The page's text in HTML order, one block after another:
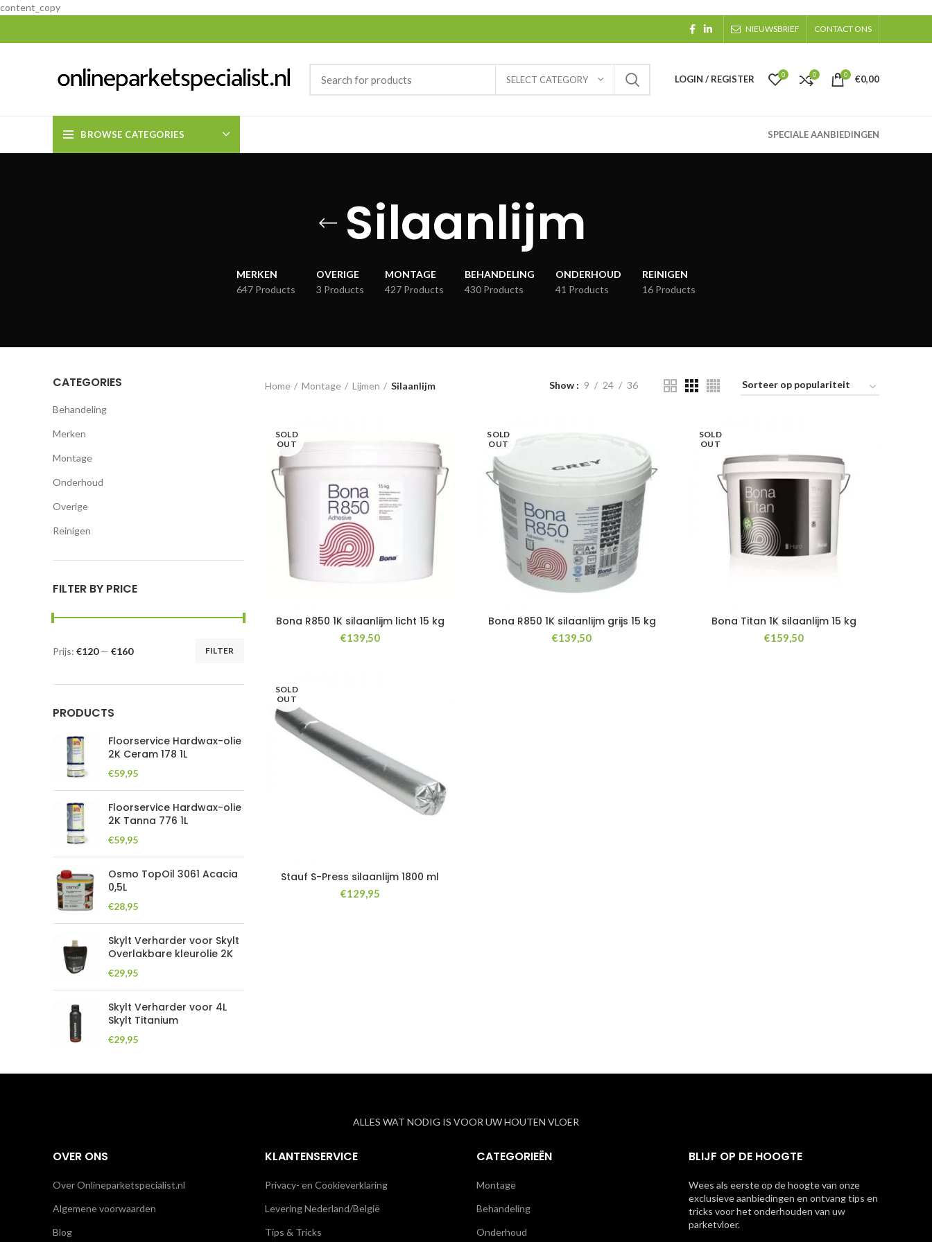
content_copy
NIEUWSBRIEF CONTACT ONS
SELECT CATEGORY LOGIN / REGISTER 0 0 0 €0,00
BROWSE CATEGORIES SPECIALE AANBIEDINGEN
Silaanlijm
MERKEN
647 Products
OVERIGE
3 Products
MONTAGE
427 Products
BEHANDELING
430 Products
ONDERHOUD
41 Products
REINIGEN
16 Products
CATEGORIES
Behandeling
Merken
Montage
Onderhoud
Overige
Reinigen
FILTER BY PRICE
Min.
Max.
FILTER
Prijs: €120— €160
PRODUCTS
Floorservice Hardwax-olie
2K Ceram 178 1L
€59,95
Floorservice Hardwax-olie
2K Tanna 776 1L
€59,95
Osmo TopOil 3061 Acacia
0,5L
€28,95
Skylt Verharder voor Skylt
Overlakbare kleurolie 2K
€29,95
Skylt Verharder voor 4L
Skylt Titanium
€29,95
Home Montage Lijmen Silaanlijm Show 9 24 36
SOLD
OUT
Bona R850 1K silaanlijm licht 15 kg
€139,50
SOLD
OUT
Bona R850 1K silaanlijm grijs 15 kg
€139,50
SOLD
OUT
Bona Titan 1K silaanlijm 15 kg
€159,50
SOLD
OUT
Stauf S-Press silaanlijm 1800 ml
€129,95
ALLES WAT NODIG IS VOOR UW HOUTEN VLOER
OVER ONS
Over Onlineparketspecialist.nl
Algemene voorwaarden
Blog
KLANTENSERVICE
Privacy- en Cookieverklaring
Levering Nederland/België
Tips & Tricks
CATEGORIEËN
Montage
Behandeling
Onderhoud
BLIJF OP DE HOOGTE
Wees als eerste op de hoogte van onze
exclusieve aanbiedingen en ontvang tips en
tricks voor het onderhouden van uw
parketvloer.